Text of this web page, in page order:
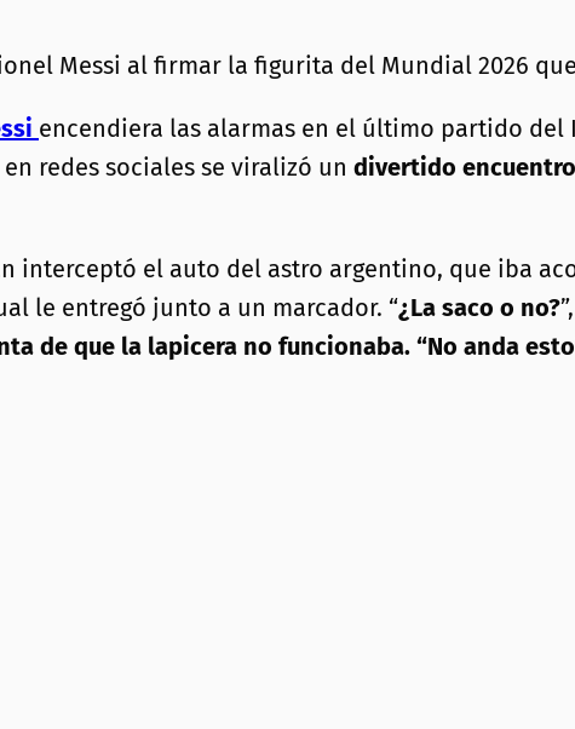
encendiera las alarmas en el último partido
redes sociales se viralizó un divertido
interceptó el auto del astro argentino, que iba
le entregó junto a un marcador. “¿La saco o no?
de que la lapicera no funcionaba. “No anda esto